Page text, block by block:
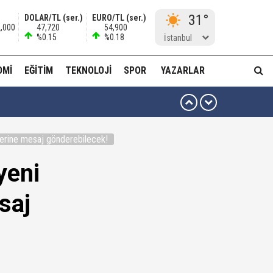
DOLAR/TL (ser.)
47,720
%0.15
EURO/TL (ser.)
54,900
%0.18
31°
İstanbul
EĞITIM TEKNOLOJI SPOR YAZARLAR
oradan alırım…'
düzenli para göndermiş!
edilmeye razıyım'
mesaj gönderebilecek!